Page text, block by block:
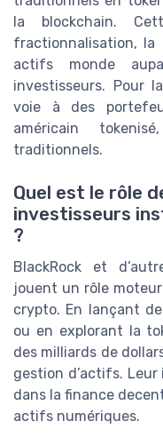
la blockchain.
fractionnalisation,
actifs monde
investisseurs. Pour
voie à des
américain
traditionnels.
Quel est le rôle
investisseurs
?
BlackRock et
jouent un rôle
crypto. En lançant
ou en explorant la
des milliards de
gestion d’actifs.
dans la finance
actifs numériques.